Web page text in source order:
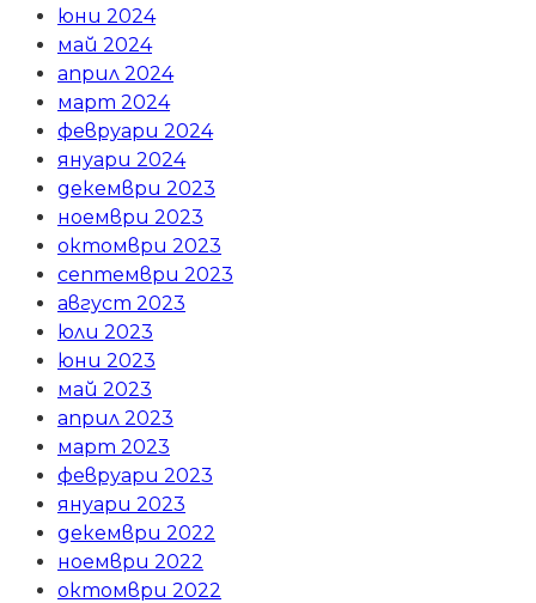
юни 2024
май 2024
април 2024
март 2024
февруари 2024
януари 2024
декември 2023
ноември 2023
октомври 2023
септември 2023
август 2023
юли 2023
юни 2023
май 2023
април 2023
март 2023
февруари 2023
януари 2023
декември 2022
ноември 2022
октомври 2022